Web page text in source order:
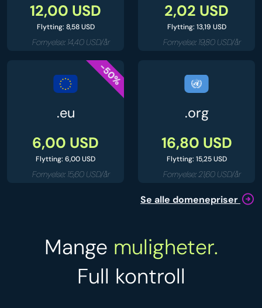
12,00 USD
Flytting: 8,58 USD
Fornyelse: 14,40 USD/år
2,02 USD
Flytting: 13,19 USD
Fornyelse: 19,80 USD/år
-50%
.eu
6,00 USD
Flytting: 6,00 USD
Fornyelse: 15,60 USD/år
.org
16,80 USD
Flytting: 15,25 USD
Fornyelse: 21,60 USD/år
Se alle domenepriser
Mange muligheter.
Full kontroll